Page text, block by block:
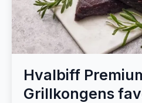
Hvalbiff
Grillkongens